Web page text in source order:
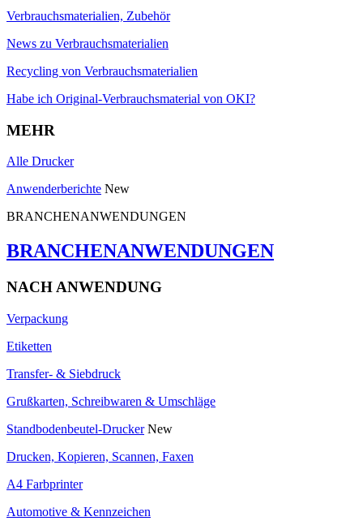
Verbrauchsmaterialien, Zubehör
News zu Verbrauchsmaterialien
Recycling von Verbrauchsmaterialien
Habe ich Original-Verbrauchsmaterial von OKI?
MEHR
Alle Drucker
Anwenderberichte New
BRANCHENANWENDUNGEN
BRANCHENANWENDUNGEN
NACH ANWENDUNG
Verpackung
Etiketten
Transfer- & Siebdruck
Grußkarten, Schreibwaren & Umschläge
Standbodenbeutel-Drucker New
Drucken, Kopieren, Scannen, Faxen
A4 Farbprinter
Automotive & Kennzeichen